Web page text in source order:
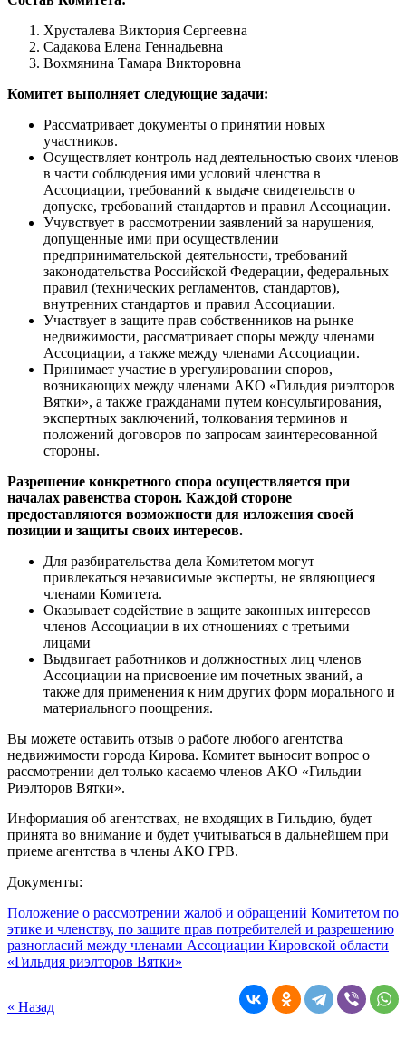
Хрусталева Виктория Сергеевна
Садакова Елена Геннадьевна
Вохмянина Тамара Викторовна
Комитет выполняет следующие задачи:
Рассматривает документы о принятии новых
участников.
Осуществляет контроль над деятельностью своих членов
в части соблюдения ими условий членства в
Ассоциации, требований к выдаче свидетельств о
допуске, требований стандартов и правил Ассоциации.
Учувствует в рассмотрении заявлений за нарушения,
допущенные ими при осуществлении
предпринимательской деятельности, требований
законодательства Российской Федерации, федеральных
правил (технических регламентов, стандартов),
внутренних стандартов и правил Ассоциации.
Участвует в защите прав собственников на рынке
недвижимости, рассматривает споры между членами
Ассоциации, а также между членами Ассоциации.
Принимает участие в урегулировании споров,
возникающих между членами АКО «Гильдия риэлторов
Вятки», а также гражданами путем консультирования,
экспертных заключений, толкования терминов и
положений договоров по запросам заинтересованной
стороны.
Разрешение конкретного спора осуществляется при
началах равенства сторон. Каждой стороне
предоставляются возможности для изложения своей
позиции и защиты своих интересов.
Для разбирательства дела Комитетом могут
привлекаться независимые эксперты, не являющиеся
членами Комитета.
Оказывает содействие в защите законных интересов
членов Ассоциации в их отношениях с третьими
лицами
Выдвигает работников и должностных лиц членов
Ассоциации на присвоение им почетных званий, а
также для применения к ним других форм морального и
материального поощрения.
Вы можете оставить отзыв о работе любого агентства
недвижимости города Кирова. Комитет выносит вопрос о
рассмотрении дел только касаемо членов АКО «Гильдии
Риэлторов Вятки».
Информация об агентствах, не входящих в Гильдию, будет
принята во внимание и будет учитываться в дальнейшем при
приеме агентства в члены АКО ГРВ.
Документы:
Положение о рассмотрении жалоб и обращений Комитетом по
этике и членству, по защите прав потребителей и разрешению
разногласий между членами Ассоциации Кировской области
«Гильдия риэлторов Вятки»
« Назад